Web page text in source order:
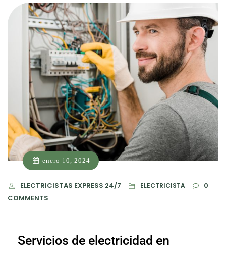
enero 10, 2024
ELECTRICISTAS EXPRESS 24/7 ELECTRICISTA
0
COMMENTS
Servicios de electricidad en